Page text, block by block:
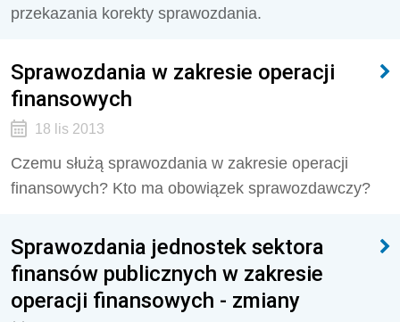
przekazania korekty sprawozdania.
Sprawozdania w zakresie operacji
finansowych
18 lis 2013
Czemu służą sprawozdania w zakresie operacji
finansowych? Kto ma obowiązek sprawozdawczy?
Sprawozdania jednostek sektora
finansów publicznych w zakresie
operacji finansowych - zmiany